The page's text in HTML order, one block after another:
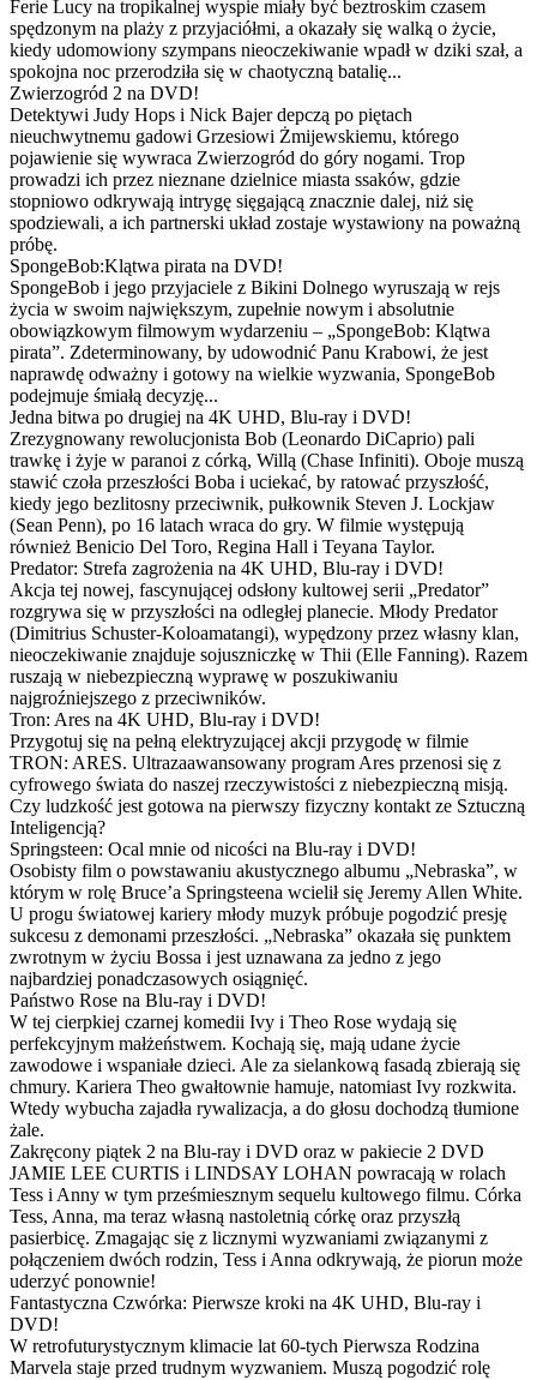
Ferie Lucy na tropikalnej wyspie miały być beztroskim czasem
spędzonym na plaży z przyjaciółmi, a okazały się walką o życie,
kiedy udomowiony szympans nieoczekiwanie wpadł w dziki szał, a
spokojna noc przerodziła się w chaotyczną batalię...
Zwierzogród 2 na DVD!
Detektywi Judy Hops i Nick Bajer depczą po piętach
nieuchwytnemu gadowi Grzesiowi Żmijewskiemu, którego
pojawienie się wywraca Zwierzogród do góry nogami. Trop
prowadzi ich przez nieznane dzielnice miasta ssaków, gdzie
stopniowo odkrywają intrygę sięgającą znacznie dalej, niż się
spodziewali, a ich partnerski układ zostaje wystawiony na poważną
próbę.
SpongeBob:Klątwa pirata na DVD!
SpongeBob i jego przyjaciele z Bikini Dolnego wyruszają w rejs
życia w swoim największym, zupełnie nowym i absolutnie
obowiązkowym filmowym wydarzeniu – „SpongeBob: Klątwa
pirata”. Zdeterminowany, by udowodnić Panu Krabowi, że jest
naprawdę odważny i gotowy na wielkie wyzwania, SpongeBob
podejmuje śmiałą decyzję...
Jedna bitwa po drugiej na 4K UHD, Blu-ray i DVD!
Zrezygnowany rewolucjonista Bob (Leonardo DiCaprio) pali
trawkę i żyje w paranoi z córką, Willą (Chase Infiniti). Oboje muszą
stawić czoła przeszłości Boba i uciekać, by ratować przyszłość,
kiedy jego bezlitosny przeciwnik, pułkownik Steven J. Lockjaw
(Sean Penn), po 16 latach wraca do gry. W filmie występują
również Benicio Del Toro, Regina Hall i Teyana Taylor.
Predator: Strefa zagrożenia na 4K UHD, Blu-ray i DVD!
Akcja tej nowej, fascynującej odsłony kultowej serii „Predator”
rozgrywa się w przyszłości na odległej planecie. Młody Predator
(Dimitrius Schuster-Koloamatangi), wypędzony przez własny klan,
nieoczekiwanie znajduje sojuszniczkę w Thii (Elle Fanning). Razem
ruszają w niebezpieczną wyprawę w poszukiwaniu
najgroźniejszego z przeciwników.
Tron: Ares na 4K UHD, Blu-ray i DVD!
Przygotuj się na pełną elektryzującej akcji przygodę w filmie
TRON: ARES. Ultrazaawansowany program Ares przenosi się z
cyfrowego świata do naszej rzeczywistości z niebezpieczną misją.
Czy ludzkość jest gotowa na pierwszy fizyczny kontakt ze Sztuczną
Inteligencją?
Springsteen: Ocal mnie od nicości na Blu-ray i DVD!
Osobisty film o powstawaniu akustycznego albumu „Nebraska”, w
którym w rolę Bruce’a Springsteena wcielił się Jeremy Allen White.
U progu światowej kariery młody muzyk próbuje pogodzić presję
sukcesu z demonami przeszłości. „Nebraska” okazała się punktem
zwrotnym w życiu Bossa i jest uznawana za jedno z jego
najbardziej ponadczasowych osiągnięć.
Państwo Rose na Blu-ray i DVD!
W tej cierpkiej czarnej komedii Ivy i Theo Rose wydają się
perfekcyjnym małżeństwem. Kochają się, mają udane życie
zawodowe i wspaniałe dzieci. Ale za sielankową fasadą zbierają się
chmury. Kariera Theo gwałtownie hamuje, natomiast Ivy rozkwita.
Wtedy wybucha zajadła rywalizacja, a do głosu dochodzą tłumione
żale.
Zakręcony piątek 2 na Blu-ray i DVD oraz w pakiecie 2 DVD
JAMIE LEE CURTIS i LINDSAY LOHAN powracają w rolach
Tess i Anny w tym prześmiesznym sequelu kultowego filmu. Córka
Tess, Anna, ma teraz własną nastoletnią córkę oraz przyszłą
pasierbicę. Zmagając się z licznymi wyzwaniami związanymi z
połączeniem dwóch rodzin, Tess i Anna odkrywają, że piorun może
uderzyć ponownie!
Fantastyczna Czwórka: Pierwsze kroki na 4K UHD, Blu-ray i
DVD!
W retrofuturystycznym klimacie lat 60-tych Pierwsza Rodzina
Marvela staje przed trudnym wyzwaniem. Muszą pogodzić rolę